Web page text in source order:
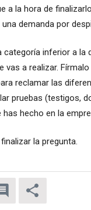
a la hora de
demanda por
categoría inferior a la
vas a realizar.
reclamar las
pruebas (testigos,
hecho en la
la pregunta.